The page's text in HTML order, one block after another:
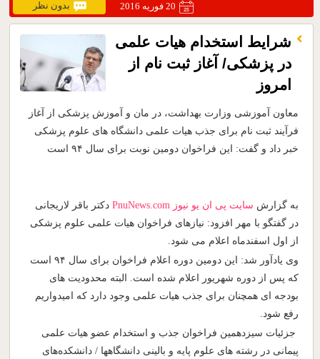
بدون نظر 20 فوریه 2016
شرایط استخدام هیات علمی
در پزشکی/ آغاز ثبت نام از
امروز
معاون آموزشی وزارت بهداشت، در مان و آموزش پزشکی از آغاز
فرآیند ثبت نام برای جذب هیات علمی دانشگاه های علوم پزشکی
خبر داد و گفت: این فراخوان دومین نوبت برای سال ۹۴ است
به گزارش سایت پی ان یو نیوز PnuNews.comدکتر باقر لاریجانی
در گفتگو با مهر افزود: نیازهای فراخوان هیات علمی علوم پزشکی
از اول اسفندماه اعلام می شود.
وی یادآور شد: این دومین دوره اعلام فراخوان برای سال ۹۴ است
که پس از دوره شهریور اعلام شده است. البته محدودیت های
بودجه ای همچنان برای جذب هیات علمی وجود دارد که امیدواریم
رفع شود.
جزئیات سیزدهمین فراخوان جذب و استخدام عضو هیات علمی
پیمانی در رشته های علوم پایه و بالینی دانشگاهها / دانشکده‌های